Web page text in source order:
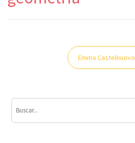
Navegación
Emma Castelnuovo